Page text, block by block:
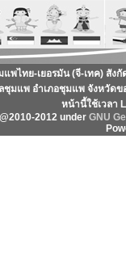
พไทย-เยอรมัน (จี-เทค) สัง
ชุมแพ อำเภอชุมแพ จังหวัดข
หน้านี้ใช้เวลา
@2010-2012 under GNU